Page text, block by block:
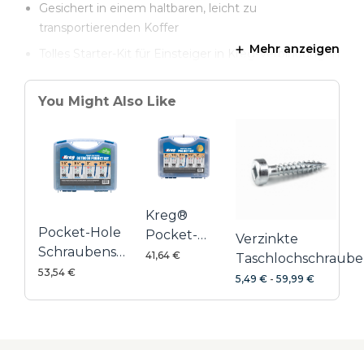
Gesichert in einem haltbaren, leicht zu
transportierenden Koffer
Tolles Starter-Kit für Einsteiger in Kreg-Verbindungen
Praktisches Kit für Reparaturen
Mehr anzeigen
You Might Also Like
Pocket-Hole
Schraubenset
für
53,54 €
Kreg®
Pocket-
Hole
41,64 €
Verzinkte
5,49 € - 59,99 €